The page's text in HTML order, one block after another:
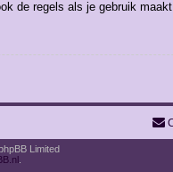
de regels als je gebruik maakt
Limited